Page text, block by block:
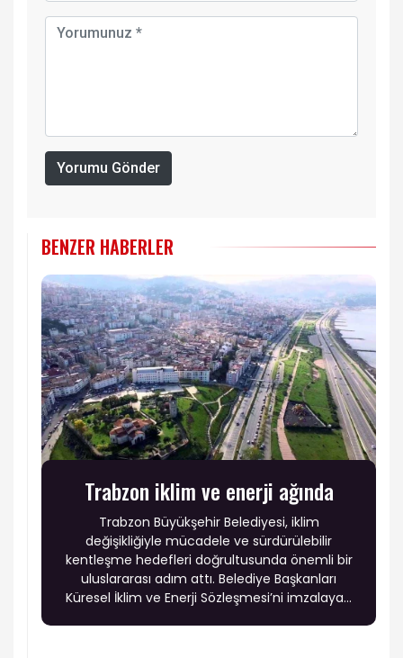
Yorumu Gönder
BENZER HABERLER
Trabzon iklim ve enerji ağında
Trabzon Büyükşehir Belediyesi, iklim
değişikliğiyle mücadele ve sürdürülebilir
kentleşme hedefleri doğrultusunda önemli bir
uluslararası adım attı. Belediye Başkanları
Küresel İklim ve Enerji Sözleşmesi’ni imzalayan